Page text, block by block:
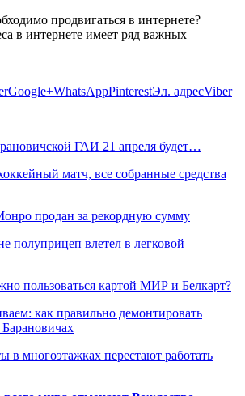
продвигаться в интернете?
в интернете имеет ряд важных
Google+WhatsAppPinterestЭл. адресViber
ГАИ 21 апреля будет…
матч, все собранные средства
продан за рекордную сумму
полуприцеп влетел в легковой
пользоваться картой МИР и Белкарт?
как правильно демонтировать
многоэтажках перестают работать